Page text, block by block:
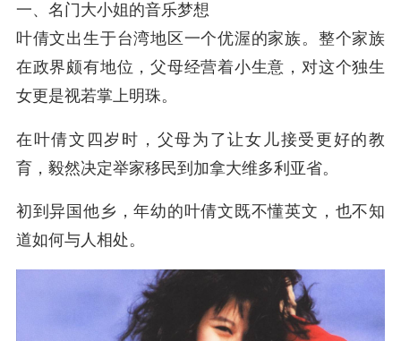
一、名门大小姐的音乐梦想
叶倩文出生于台湾地区一个优渥的家族。整个家族
在政界颇有地位，父母经营着小生意，对这个独生
女更是视若掌上明珠。
在叶倩文四岁时，父母为了让女儿接受更好的教
育，毅然决定举家移民到加拿大维多利亚省。
初到异国他乡，年幼的叶倩文既不懂英文，也不知
道如何与人相处。